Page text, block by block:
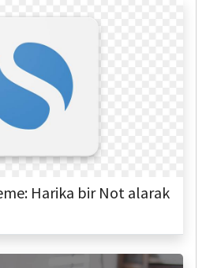
Harika bir Not alarak